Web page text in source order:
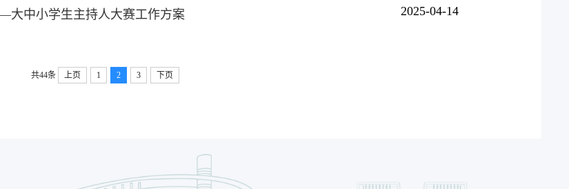
大中小学生主持人大赛工作方案 2025-04-14
共44条 上页 1 2 3 下页